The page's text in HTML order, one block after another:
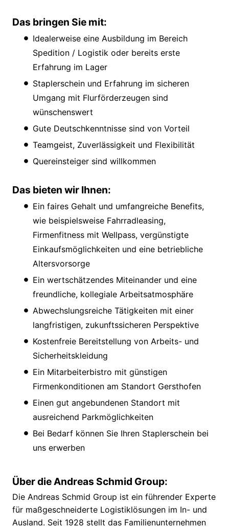
Das bringen Sie mit:
Idealerweise eine Ausbildung im Bereich
Spedition / Logistik oder bereits erste
Erfahrung im Lager
Staplerschein und Erfahrung im sicheren
Umgang mit Flurförderzeugen sind
wünschenswert
Gute Deutschkenntnisse sind von Vorteil
Teamgeist, Zuverlässigkeit und Flexibilität
Quereinsteiger sind willkommen
Das bieten wir Ihnen:
Ein faires Gehalt und umfangreiche Benefits,
wie beispielsweise Fahrradleasing,
Firmenfitness mit Wellpass, vergünstigte
Einkaufsmöglichkeiten und eine betriebliche
Altersvorsorge
Ein wertschätzendes Miteinander und eine
freundliche, kollegiale Arbeitsatmosphäre
Abwechslungsreiche Tätigkeiten mit einer
langfristigen, zukunftssicheren Perspektive
Kostenfreie Bereitstellung von Arbeits- und
Sicherheitskleidung
Ein Mitarbeiterbistro mit günstigen
Firmenkonditionen am Standort Gersthofen
Einen gut angebundenen Standort mit
ausreichend Parkmöglichkeiten
Bei Bedarf können Sie Ihren Staplerschein bei
uns erwerben
Über die Andreas Schmid Group:
Die Andreas Schmid Group ist ein führender Experte
für maßgeschneiderte Logistiklösungen im In- und
Ausland. Seit 1928 stellt das Familienunternehmen